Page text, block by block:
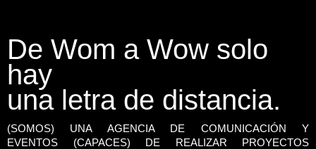
De Wom a Wow solo
hay
una letra de distancia.
(SOMOS) UNA AGENCIA DE COMUNICACIÓN Y
EVENTOS (CAPACES) DE REALIZAR PROYECTOS